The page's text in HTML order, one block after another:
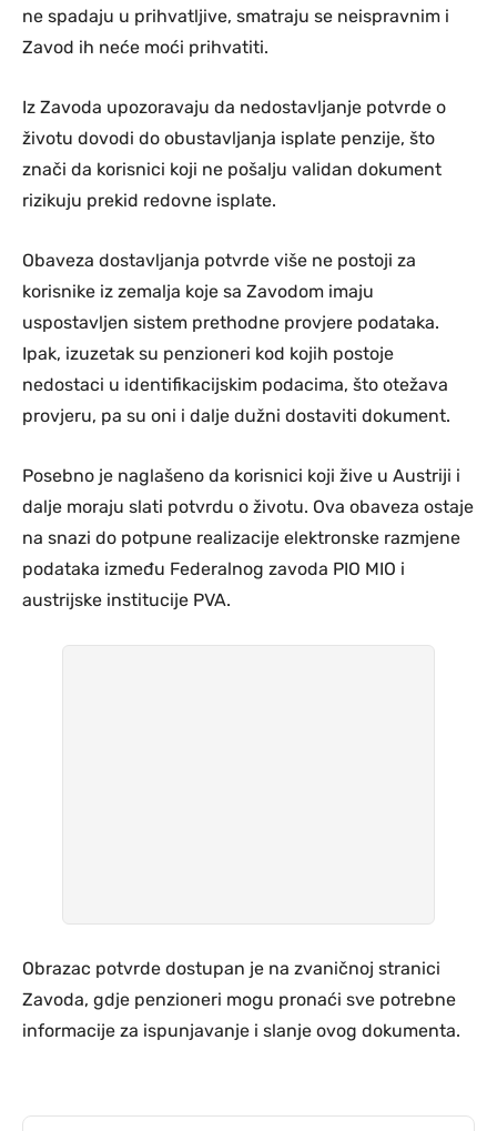
ne spadaju u prihvatljive, smatraju se neispravnim i
Zavod ih neće moći prihvatiti.
Iz Zavoda upozoravaju da nedostavljanje potvrde o
životu dovodi do obustavljanja isplate penzije, što
znači da korisnici koji ne pošalju validan dokument
rizikuju prekid redovne isplate.
Obaveza dostavljanja potvrde više ne postoji za
korisnike iz zemalja koje sa Zavodom imaju
uspostavljen sistem prethodne provjere podataka.
Ipak, izuzetak su penzioneri kod kojih postoje
nedostaci u identifikacijskim podacima, što otežava
provjeru, pa su oni i dalje dužni dostaviti dokument.
Posebno je naglašeno da korisnici koji žive u Austriji i
dalje moraju slati potvrdu o životu. Ova obaveza ostaje
na snazi do potpune realizacije elektronske razmjene
podataka između Federalnog zavoda PIO MIO i
austrijske institucije PVA.
Obrazac potvrde dostupan je na zvaničnoj stranici
Zavoda, gdje penzioneri mogu pronaći sve potrebne
informacije za ispunjavanje i slanje ovog dokumenta.